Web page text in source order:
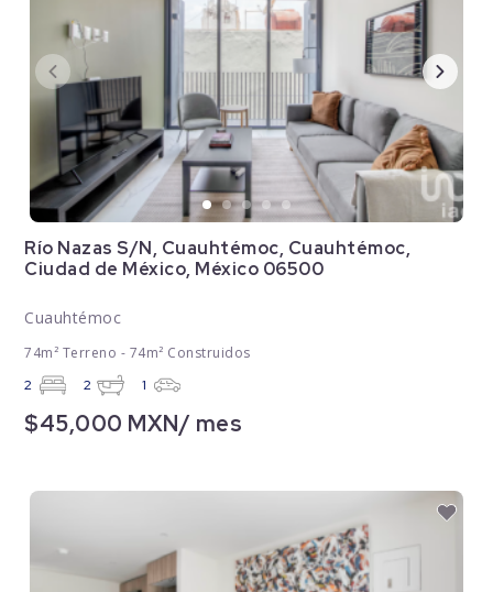
Río Nazas S/N, Cuauhtémoc, Cuauhtémoc,
Ciudad de México, México 06500
Cuauhtémoc
74m² Terreno - 74m² Construidos
2 2 1
$45,000 MXN/ mes